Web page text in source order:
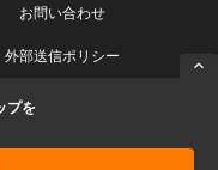
お問い合わせ
外部送信ポリシー
Reserved.
プを